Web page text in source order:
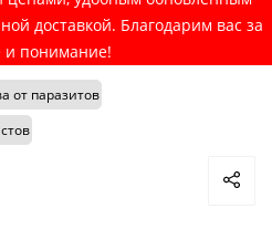
доставкой. Благодарим вас за
и понимание!
от паразитов